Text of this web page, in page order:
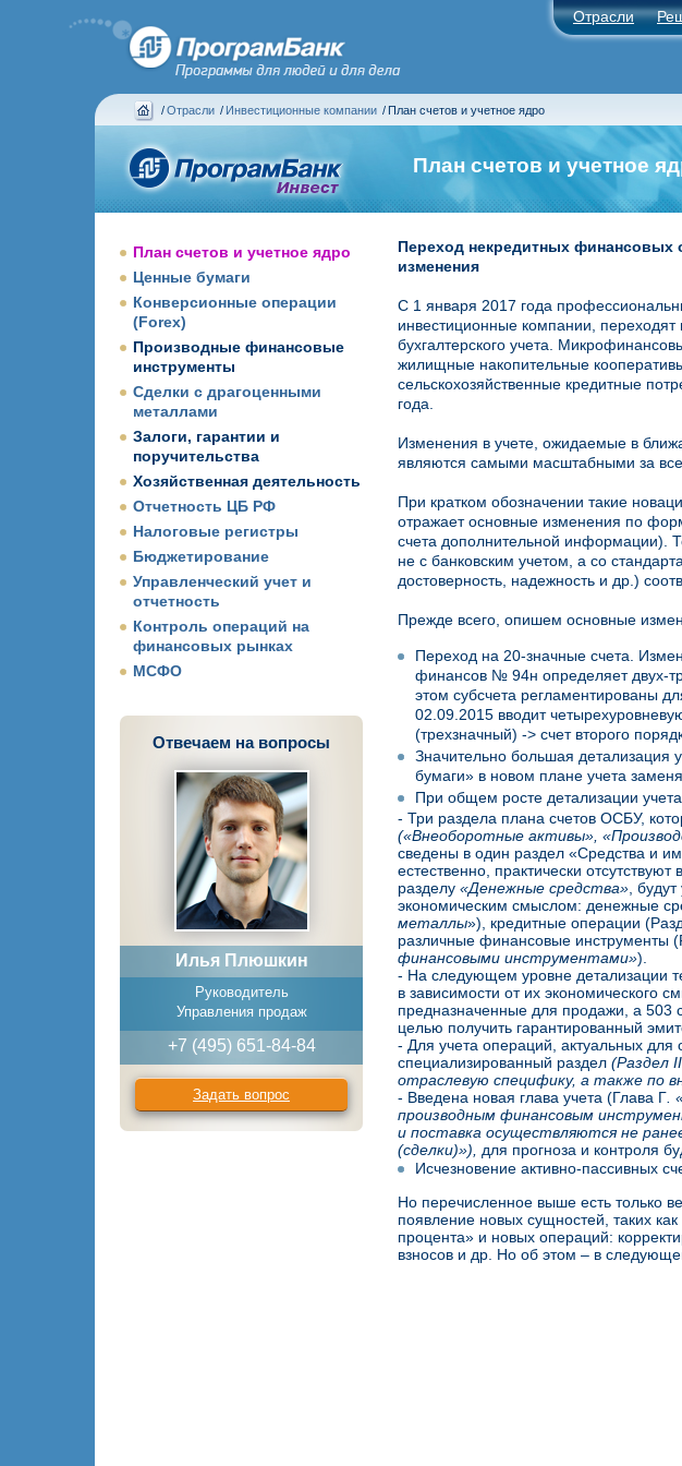
Отрасли
/Отрасли / Инвестиционные компании /План счетов и учетное ядро
План счетов и учетное
План счетов и учетное ядро
Ценные бумаги
Конверсионные операции
(Forex)
Производные финансовые
инструменты
Сделки с драгоценными
металлами
Залоги, гарантии и
поручительства
Хозяйственная деятельность
Отчетность ЦБ РФ
Налоговые регистры
Бюджетирование
Управленческий учет и
отчетность
Контроль операций на
финансовых рынках
МСФО
Отвечаем на вопросы
Илья Плюшкин
Руководитель
Управления продаж
+7 (495) 651-84-84
Задать вопрос
Переход некредитных финансовых
изменения
С 1 января 2017 года
инвестиционные компании,
бухгалтерского учета.
жилищные накопительные
сельскохозяйственные кредитные
года.
Изменения в учете, ожидаемые в
являются самыми масштабными за
При кратком обозначении такие
отражает основные изменения по
счета дополнительной информации).
не с банковским учетом, а со
достоверность, надежность и др.)
Прежде всего, опишем основные
Переход на 20-значные счета.
финансов № 94н определяет двух-
этом субсчета регламентированы
02.09.2015 вводит
(трехзначный) -> счет второго
Значительно большая детализация
бумаги» в новом плане учета
При общем росте детализации
- Три раздела плана счетов ОСБУ,
(«Внеоборотные активы»,
сведены в один раздел «Средства и
естественно, практически
разделу «Денежные средства», будут
экономическим смыслом: денежные
металлы»), кредитные операции
различные финансовые инструменты
финансовыми инструментами»).
- На следующем уровне детализации
в зависимости от их экономического
предназначенные для продажи, а
целью получить гарантированный
- Для учета операций, актуальных
специализированный раздел (Раздел
отраслевую специфику, а также по
- Введена новая глава учета (Глава Г.
производным финансовым
и поставка осуществляются не
(сделки)»),
для прогноза и контроля
Исчезновение активно-пассивных
Но перечисленное выше есть только
появление новых сущностей, таких
процента» и новых операций:
взносов и др. Но об этом – в